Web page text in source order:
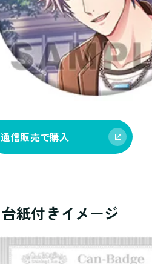
通信販売で購入
台紙付きイメージ